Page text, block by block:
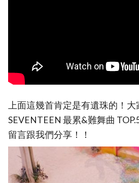
上面這幾首肯定是有遺珠的！大
SEVENTEEN 最累&難舞曲
留言跟我們分享！！